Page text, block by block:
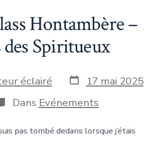
Hontambère –
Spiritueux
éclairé Date
de
publication
17 mai 2025
Dans Evénements
pas tombé dedans lorsque j’étais